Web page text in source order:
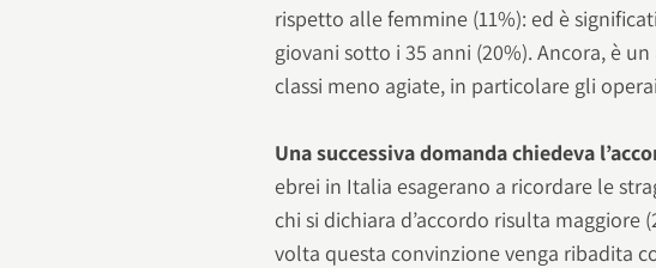
rispetto alle femmine (11%): ed è
giovani sotto i 35 anni (20%). Ancora, è
classi meno agiate, in particolare gli
Una successiva domanda chiedeva
ebrei in Italia esagerano a ricordare le
chi si dichiara d’accordo risulta maggiore
volta questa convinzione venga ribadita